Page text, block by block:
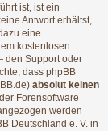
ist, ist ein
Antwort erhältst,
eine
kostenlosen
den Support oder
dass phpBB
absolut keinen
Forensoftware
werden
Deutschland e. V. in